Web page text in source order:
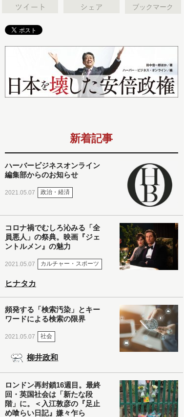
ブックマーク
新着記事
ハーバービジネスオンライン
編集部からのお知らせ
2021.05.07 政治・経済
コロナ禍でむしろ沁みる「全
員悪人」の祭典。映画『ジェ
ントルメン』の魅力
2021.05.07 カルチャー・スポーツ
ヒナタカ
頻発する「検索汚染」とキー
ワードによる検索の限界
2021.05.07 社会
柳井政和
ロンドン再封鎖16週目。最終
回・英国社会は「新たな段
階」に。＜入江敦彦の『足止
め喰らい日記』嫌々乍ら